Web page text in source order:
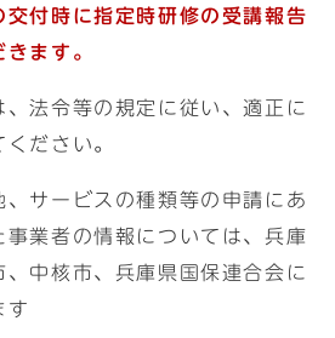
交付時に指定時研修の受講報告
ます。
法令等の規定に従い、適正に
ださい。
、サービスの種類等の申請にあ
事業者の情報については、兵庫
、中核市、兵庫県国保連合会に
す